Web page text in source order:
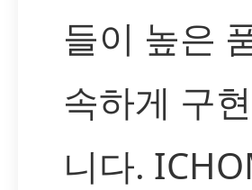
들이 높은
속하게 구
니다.